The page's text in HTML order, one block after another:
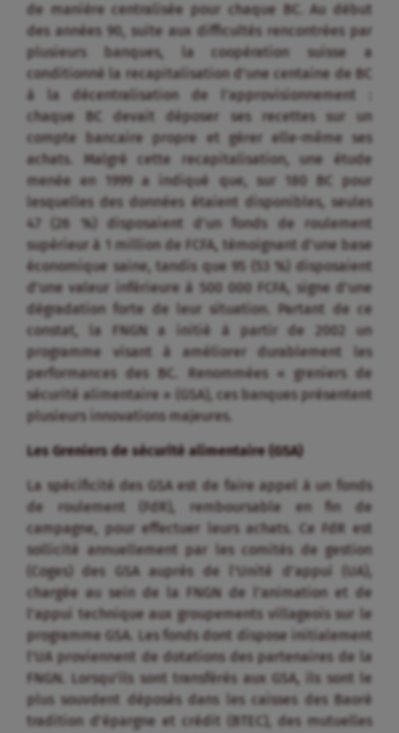
de manière centralisée pour chaque BC. Au début
des années 90, suite aux difficultés rencontrées par
plusieurs banques, la coopération suisse a
conditionné la recapitalisation d’une centaine de BC
à la décentralisation de l’approvisionnement :
chaque BC devait déposer ses recettes sur un
compte bancaire propre et gérer elle-même ses
achats. Malgré cette recapitalisation, une étude
menée en 1999 a indiqué que, sur 180 BC pour
lesquelles des données étaient disponibles, seules
47 (26 %) disposaient d’un fonds de roulement
supérieur à 1 million de FCFA, témoignant d’une base
économique saine, tandis que 95 (53 %) disposaient
d’une valeur inférieure à 500 000 FCFA, signe d’une
dégradation forte de leur situation. Partant de ce
constat, la FNGN a initié à partir de 2002 un
programme visant à améliorer durablement les
performances des BC. Renommées « greniers de
sécurité alimentaire » (GSA), ces banques présentent
plusieurs innovations majeures.
Les Greniers de sécurité alimentaire (GSA)
La spécificité des GSA est de faire appel à un fonds
de roulement (FdR), remboursable en fin de
campagne, pour effectuer leurs achats. Ce FdR est
sollicité annuellement par les comités de gestion
(Coges) des GSA auprès de l’Unité d’appui (UA),
chargée au sein de la FNGN de l’animation et de
l’appui technique aux groupements villageois sur le
programme GSA. Les fonds dont dispose initialement
l’UA proviennent de dotations des partenaires de la
FNGN. Lorsqu’ils sont transférés aux GSA, ils sont le
plus souvdent déposés dans les caisses des Baoré
tradition d’épargne et crédit (BTEC), des mutuelles